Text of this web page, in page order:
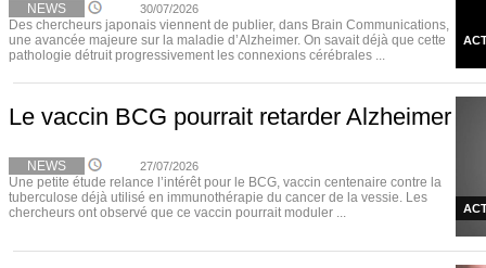
NEWS 30/07/2026
Des chercheurs japonais viennent de publier, dans Brain Communications,
une avancée majeure sur la maladie d’Alzheimer. On savait déjà que cette
pathologie détruit progressivement les connexions cérébrales ...
Le vaccin BCG pourrait retarder Alzheimer
NEWS 27/07/2026
Une petite étude relance l’intérêt pour le BCG, vaccin centenaire contre la
tuberculose déjà utilisé en immunothérapie du cancer de la vessie. Les
chercheurs ont observé que ce vaccin pourrait moduler ...